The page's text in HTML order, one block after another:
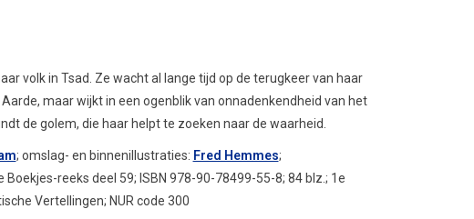
volk in Tsad. Ze wacht al lange tijd op de terugkeer van haar
maar wijkt in een ogenblik van onnadenkendheid van het
de golem, die haar helpt te zoeken naar de waarheid.
; omslag- en binnenillustraties: Fred Hemmes;
Boekjes-reeks deel 59; ISBN 978-90-78499-55-8; 84 blz.; 1e
Vertellingen; NUR code 300